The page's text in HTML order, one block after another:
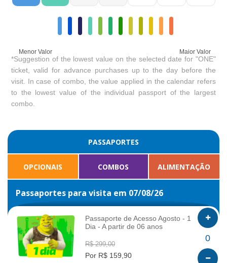
Menor Valor Maior Valor
*Suggestion of the lowest value on the selected date for "ONE"
ticket, valid for advance purchases up to the day before the
visit. In case of combo, the value applied in the calendar refers
to the lowest value of the individual passport of the largest
combo.
PASSAPORTES
OPCIONAIS COMBOS ALIMENTAÇÃO
Passaportes para visita em 07/08/26
INFO
Passaporte de Acesso Agosto - 1
Dia - A partir de 06 anos
R$ 299,00
Por R$ 159,90
0